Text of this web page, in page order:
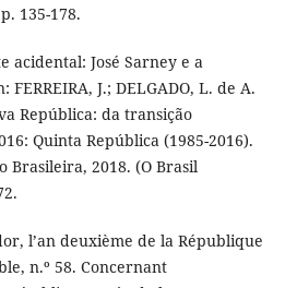
135-178.
acidental: José Sarney e a
J.; DELGADO, L. de A.
República: da transição
Quinta República (1985-2016).
Brasileira, 2018. (O Brasil
l’an deuxième de la République
n.º 58. Concernant